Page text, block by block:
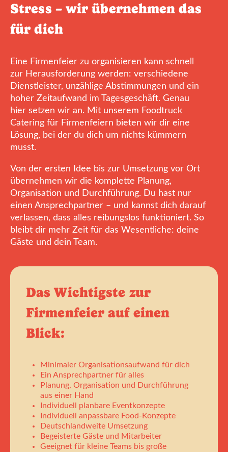
Stress – wir übernehmen das
für dich
Eine Firmenfeier zu organisieren kann schnell
zur Herausforderung werden: verschiedene
Dienstleister, unzählige Abstimmungen und ein
hoher Zeitaufwand im Tagesgeschäft. Genau
hier setzen wir an. Mit unserem Foodtruck
Catering für Firmenfeiern bieten wir dir eine
Lösung, bei der du dich um nichts kümmern
musst.
Von der ersten Idee bis zur Umsetzung vor Ort
übernehmen wir die komplette Planung,
Organisation und Durchführung. Du hast nur
einen Ansprechpartner – und kannst dich darauf
verlassen, dass alles reibungslos funktioniert. So
bleibt dir mehr Zeit für das Wesentliche: deine
Gäste und dein Team.
Das Wichtigste zur
Firmenfeier auf einen
Blick:
Minimaler Organisationsaufwand für dich
Ein Ansprechpartner für alles
Planung, Organisation und Durchführung
aus einer Hand
Individuell planbare Eventkonzepte
Individuell anpassbare Food-Konzepte
Deutschlandweite Umsetzung
Begeisterte Gäste und Mitarbeiter
Geeignet für kleine Teams bis große